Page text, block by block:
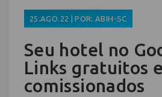
25.AGO.22 | POR: ABIH-SC
Seu hotel no
Links gratuitos e
comissionados